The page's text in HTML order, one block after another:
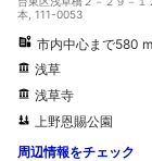
本, 111-0053
市内中心まで580 m
浅草
浅草寺
上野恩賜公園
周辺情報をチェック